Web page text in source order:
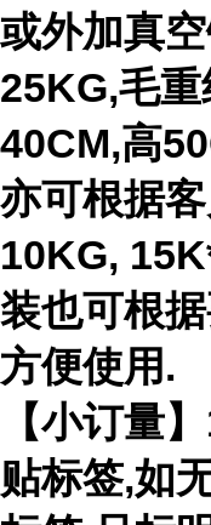
或外加真
25KG,毛
40CM,高
亦可根据
10KG,
装也可根
方便使用.
【小订量
贴标签,如